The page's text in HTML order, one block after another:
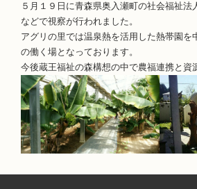
５月１９日に青森県奥入瀬町の社会福祉
などで視察が行われました。
アグリの里では温泉熱を活用した熱帯園
の働く場となっております。
今後蔵王福祉の森構想の中で農福連携と